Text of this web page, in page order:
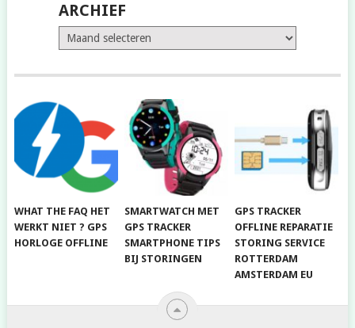
ARCHIEF
Archief
WHAT THE FAQ HET
WERKT NIET ? GPS
HORLOGE OFFLINE
SMARTWATCH MET
GPS TRACKER
SMARTPHONE TIPS
BIJ STORINGEN
GPS TRACKER
OFFLINE REPARATIE
STORING SERVICE
ROTTERDAM
AMSTERDAM EU